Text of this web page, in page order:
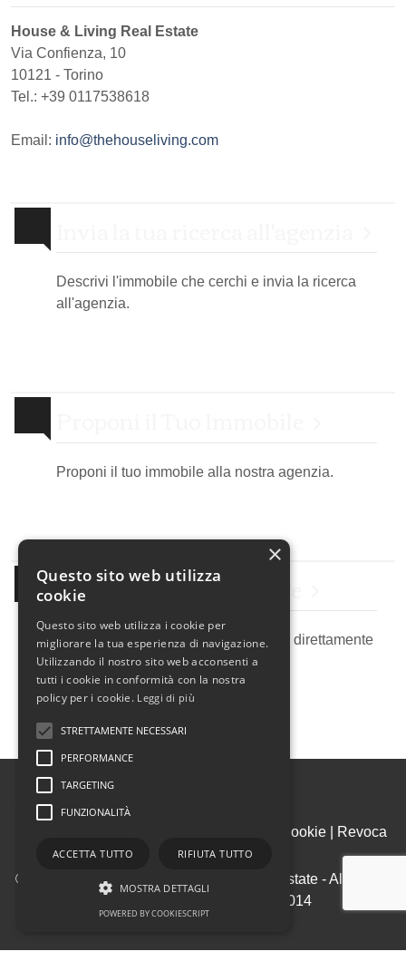
House & Living Real Estate
Via Confienza, 10
10121 - Torino
Tel.: +39 0117538618
Email: info@thehouseliving.com
Descrivi l'immobile che cerchi e invia la ricerca
all'agenzia.
Proponi il tuo immobile alla nostra agenzia.
Newsletter Immobiliare
Ricevi le nostre proposte immobiliari direttamente
nella tua email!
Informativa Cookie|
Revoca
Consensi
© Copyright 2026 - House & Living Real Estate - All Rights
reserved - Part. IVA 09969950014
×
Questo sito web utilizza
cookie
Questo sito web utilizza i cookie per
migliorare la tua esperienza di navigazione.
Utilizzando il nostro sito web acconsenti a
tutti i cookie in conformità con la nostra
policy per i cookie. Leggi di più
STRETTAMENTE NECESSARI
PERFORMANCE
TARGETING
FUNZIONALITÀ
ACCETTA TUTTO RIFIUTA TUTTO
MOSTRA DETTAGLI
POWERED BY COOKIESCRIPT